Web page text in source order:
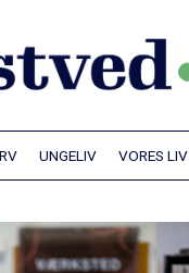
UNGELIV VORES LIV